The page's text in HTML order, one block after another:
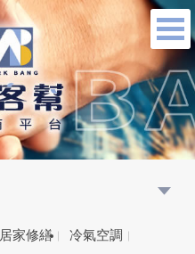
居家修繕
冷氣空調